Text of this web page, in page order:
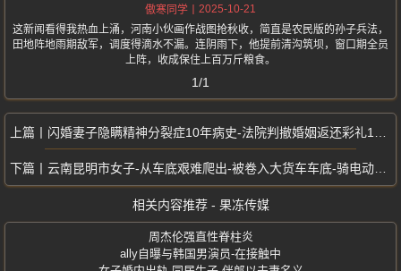
傲寒同学
2025-10-21
这新闻看得我热血上涌，河南小伙画作战图抢秋收，简直是农民版的孙子兵法，
田地阵地雨期敌军，调度得滴水不漏。连阴雨下，他提前清沟筑坝，窗口期全员
上阵，收成保住上百万斤粮食。
1/1
闪婚妻子隐瞒精神分裂症10年病史-法院判撤婚姻返还彩礼13万
云南昆明市女子-从车底艰难爬出-被卷入大货车车底-骑电动车车流中穿梭
相关内容推荐 - 果冻传媒
周杰伦强直性脊柱炎
ally自曝与韩国男演员-在接触中